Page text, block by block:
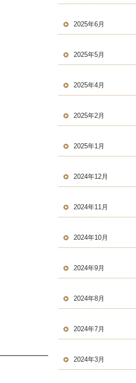
2025年6月
2025年5月
2025年4月
2025年2月
2025年1月
2024年12月
2024年11月
2024年10月
2024年9月
2024年8月
2024年7月
2024年3月